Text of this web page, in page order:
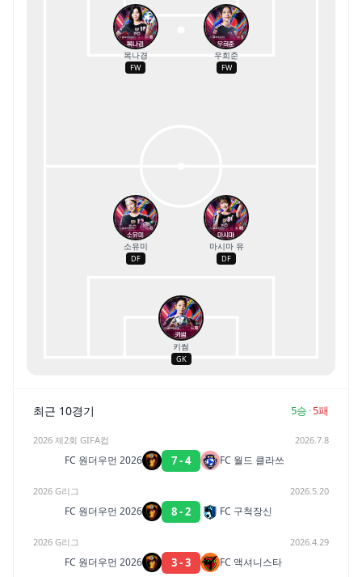
키썸
GK
소유미
DF
마시마 유
DF
목나경
FW
우희준
FW
최근 10경기 5승 ·5패
2026 제2회 GIFA컵 2026.7.8
FC 원더우먼 2026 7-4 FC 월드 클라쓰
2026 G리그 2026.5.20
FC 원더우먼 2026 8-2 FC 구척장신
2026 G리그 2026.4.29
FC 원더우먼 2026 3-3 FC 액셔니스타